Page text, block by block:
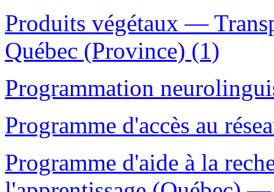
Produits végétaux —
Québec (Province) (1)
Programmation
Programme d'accès au
Programme d'aide à la